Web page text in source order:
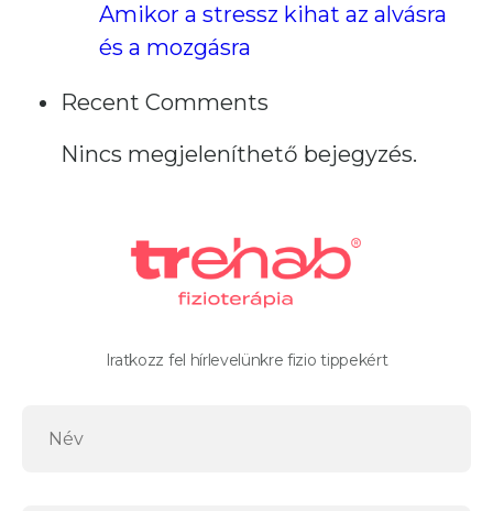
Amikor a stressz kihat az alvásra
és a mozgásra
Recent Comments
Nincs megjeleníthető bejegyzés.
Iratkozz fel hírlevelünkre fizio tippekért